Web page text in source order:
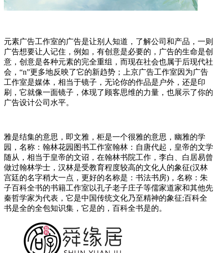
元素广告工作室的广告是让别人知道，了解公司和产品，一则
广告想要让人记住，例如，有创意是必要的，广告的生命是创
意，创意是各种元素的完全重组，而现在社会也属于后现代社
会，“n”更多地反映了它的新趋势；上京广告工作室因为广告
工作室是媒体，相当于镜子，无论你的作品是户外，还是印
刷，它就像一面镜子，体现了顾客思维的力量，也展示了你的
广告设计公司水平。
雅是结集的意思，即文雅，柜是一个很雅的意思，幽雅的学
园，名称：翰林花园图书工作室翰林：自唐代起，皇帝的文学
随从，相当于皇帝的文诏，在翰林书院工作，李白、白居易曾
做过翰林学士，汉林是受教育程度较高的文化人的象征(汉林
宫廷的名字稍大一点，更好的名称是：书法书房)，名称：朱
子百科全书的书籍工作室以孔子老子庄子等儒家道家和其他先
秦哲学家为代表，它是中国传统文化乃至精神的象征;百科全
书是全的全包知识集，它是的，百科全书是的。